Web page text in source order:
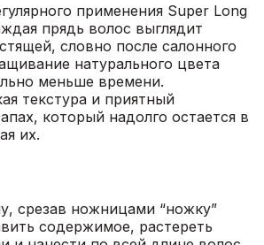
применения Super Long
прядь волос выглядит
словно после салонного
натурального цвета
меньше времени.
текстура и приятный
который надолго остается в
их.
срезав ножницами “ножку”
содержимое, растереть